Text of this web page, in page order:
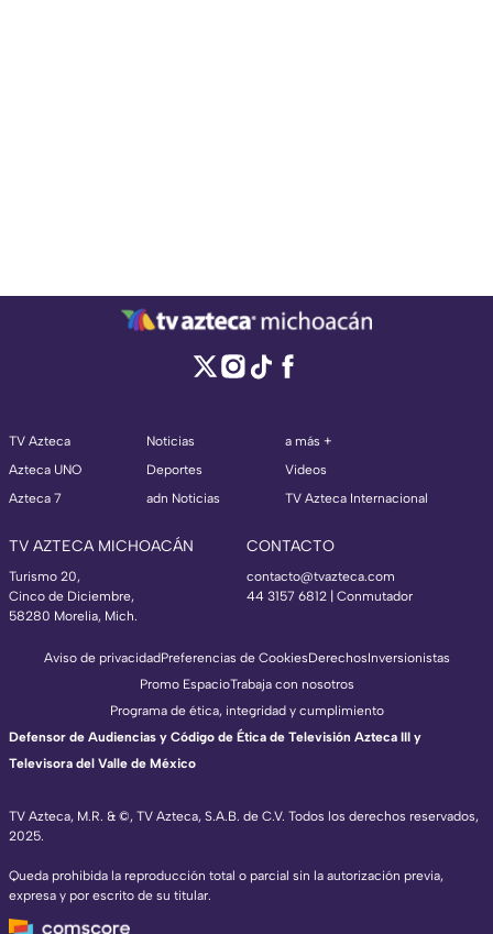
TV Azteca
Azteca UNO
Azteca 7
Noticias
Deportes
adn Noticias
a más +
Videos
TV Azteca Internacional
TV AZTECA MICHOACÁN
Turismo 20,
Cinco de Diciembre,
58280 Morelia, Mich.
CONTACTO
contacto@tvazteca.com
44 3157 6812 | Conmutador
TV Azteca, M.R. & ©, TV Azteca, S.A.B. de C.V. Todos los derechos reservados,
2025.
Queda prohibida la reproducción total o parcial sin la autorización previa,
expresa y por escrito de su titular.
Aviso de privacidadPreferencias de CookiesDerechosInversionistas
Promo EspacioTrabaja con nosotros
Programa de ética, integridad y cumplimiento
Defensor de Audiencias y Código de Ética de Televisión Azteca III y
Televisora del Valle de México